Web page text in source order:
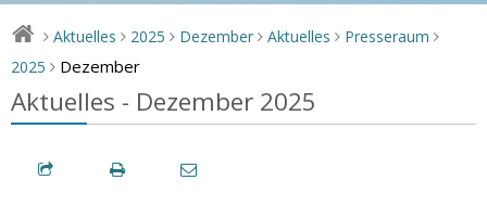
> Aktuelles > 2025 > Dezember > Aktuelles > Presseraum >
2025 > Dezember
Aktuelles - Dezember 2025